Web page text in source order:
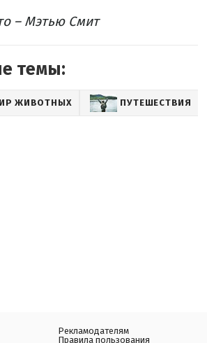
– Мэтью Смит
темы:
ЖИВОТНЫХ ПУТЕШЕСТВИЯ
Рекламодателям
Правила пользования